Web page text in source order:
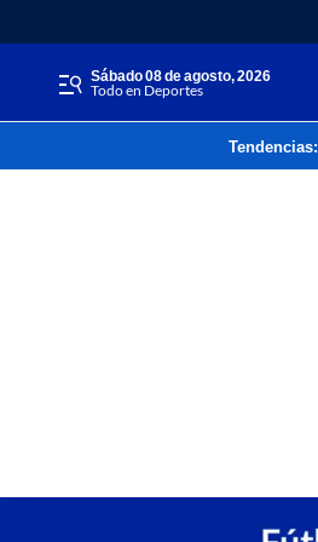
sábado 08 de agosto, 2026
Todo en Deportes
Tendencias: